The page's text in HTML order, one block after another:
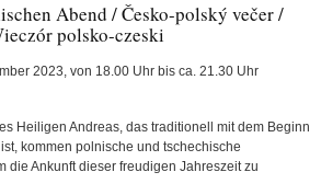
Abend / Česko-polský večer /
polsko-czeski
2023, von 18.00 Uhr bis ca. 21.30 Uhr
Heiligen Andreas, das traditionell mit dem Beginn
kommen polnische und tschechische
die Ankunft dieser freudigen Jahreszeit zu